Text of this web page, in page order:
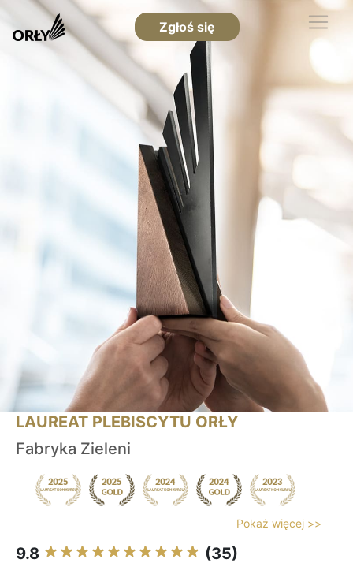
Zgłoś się
LAUREAT PLEBISCYTU ORŁY
Fabryka Zieleni
Pokaż więcej >>
9.8 (35)